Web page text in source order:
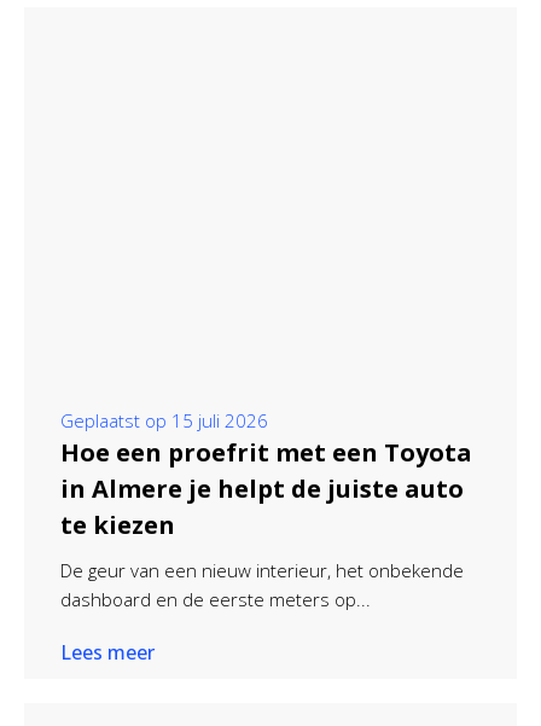
Geplaatst op 15 juli 2026
Hoe een proefrit met een Toyota
in Almere je helpt de juiste auto
te kiezen
De geur van een nieuw interieur, het onbekende
dashboard en de eerste meters op...
Lees meer